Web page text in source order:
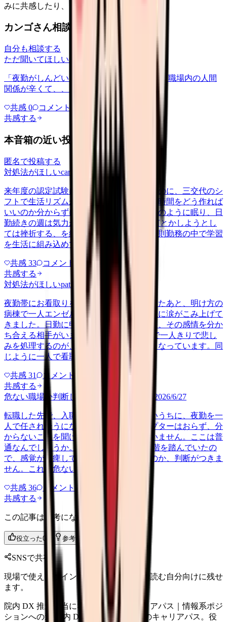
みに共感したり、自分の状況を投稿できます。
カンゴさん相談室から共有された相談
自分も相談する
ただ聞いてほしいrelationships
「夜勤がしんどい」について相談したいです 職場内の人間
関係が辛くて、、、
共感 0 コメント
共感する
本音箱の近い投稿
匿名で投稿する
対処法がほしいcareer-growth 2026/6/24
来年度の認定試験に向けて勉強を始めたいのに、三交代のシ
フトで生活リズムが一定せず、机に向かう時間をどう作れば
いいのか分からずにいます。夜勤明けは泥のように眠り、日
勤続きの週は気力が残らない。 気合いで何とかしようとし
ては挫折する、を繰り返しています。不規則勤務の中で学習
を生活に組み込めている方が、…
共感 33 コメント
共感する
対処法がほしいpatient-family 2026/6/24
夜勤帯にお看取りをして、ご家族を見送ったあと、明け方の
病棟で一人エンゼルケアをしていると、急に涙がこみ上げて
きました。日勤に申し送って家に帰っても、その感情を分か
ち合える相手がいません。 夜勤明けの体で一人きりで悲し
みを処理するのが、回を重ねるほどきつくなっています。同
じように一人で看取りを抱える…
共感 31 コメント
共感する
危ない職場か判断してほしい
career-growth 2026/6/27
転職した先で、入職して二ヶ月も経たないうちに、夜勤を一
人で任されそうになっています。プリセプターはおらず、分
からないことを聞ける相手も日によっていません。ここは普
通なんでしょうか。 前の職場はもっと段階を踏んでいたの
で、感覚が麻痺しているのか自分が甘いのか、判断がつきま
せん。これは危ない環境なのか…
共感 36 コメント 2
共感する
この記事は参考になりましたか？
役立った0 参考になった
SNSで共有
現場で使えるポイントを、同僚やあとで読む自分向けに残せ
ます。
院内 DX 推進担当になる看護師のキャリアパス｜情報系ポジ
ションへの道 院内 DX 推進担当看護師のキャリアパス。役